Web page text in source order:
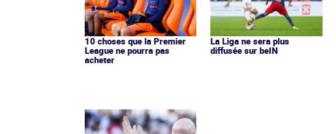
10 choses que la Premier
League ne pourra pas
acheter
La Liga ne sera plus
diffusée sur beIN